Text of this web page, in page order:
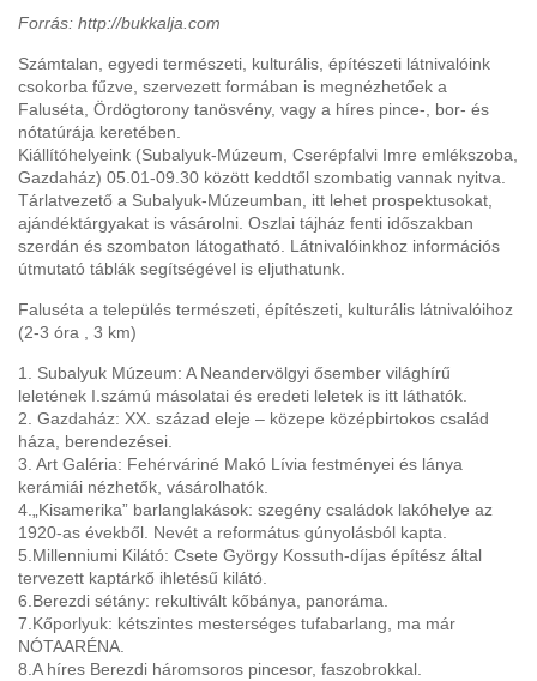
Forrás: http://bukkalja.com
Számtalan, egyedi természeti, kulturális, építészeti látnivalóink
csokorba fűzve, szervezett formában is megnézhetőek a
Faluséta, Ördögtorony tanösvény, vagy a híres pince-, bor- és
nótatúrája keretében.
Kiállítóhelyeink (Subalyuk-Múzeum, Cserépfalvi Imre emlékszoba,
Gazdaház) 05.01-09.30 között keddtől szombatig vannak nyitva.
Tárlatvezető a Subalyuk-Múzeumban, itt lehet prospektusokat,
ajándéktárgyakat is vásárolni. Oszlai tájház fenti időszakban
szerdán és szombaton látogatható. Látnivalóinkhoz információs
útmutató táblák segítségével is eljuthatunk.
Faluséta a település természeti, építészeti, kulturális látnivalóihoz
(2-3 óra , 3 km)
1. Subalyuk Múzeum: A Neandervölgyi ősember világhírű
leletének I.számú másolatai és eredeti leletek is itt láthatók.
2. Gazdaház: XX. század eleje – közepe középbirtokos család
háza, berendezései.
3. Art Galéria: Fehérváriné Makó Lívia festményei és lánya
kerámiái nézhetők, vásárolhatók.
4.„Kisamerika” barlanglakások: szegény családok lakóhelye az
1920-as évekből. Nevét a református gúnyolásból kapta.
5.Millenniumi Kilátó: Csete György Kossuth-díjas építész által
tervezett kaptárkő ihletésű kilátó.
6.Berezdi sétány: rekultivált kőbánya, panoráma.
7.Kőporlyuk: kétszintes mesterséges tufabarlang, ma már
NÓTAARÉNA.
8.A híres Berezdi háromsoros pincesor, faszobrokkal.